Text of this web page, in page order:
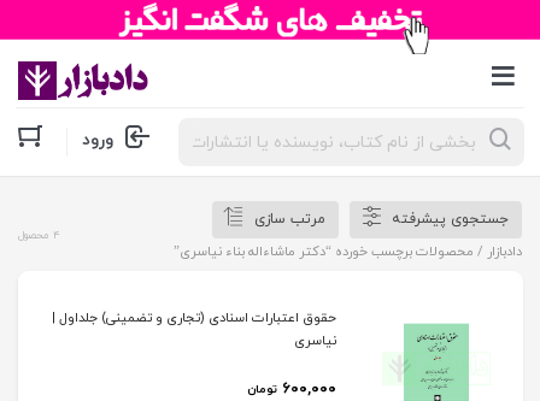
جستجوی
محصولات ورود
جستجوی پیشرفته
مرتب سازی
دادبازار / محصولات برچسب خورده “دکتر ماشاءاله بناء نیاسری”
4 محصول
حقوق اعتبارات اسنادی (تجاری و تضمینی) جلداول |
نیاسری
۶۰۰,۰۰۰ تومان